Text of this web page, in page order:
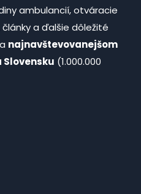
ambulancií, otváracie
a ďalšie dôležité
najnavštevovanejšom
(1.000.000